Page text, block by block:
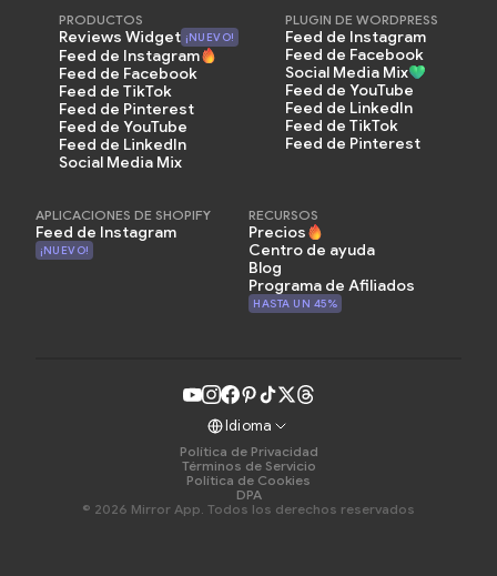
PRODUCTOS
Reviews Widget ¡NUEVO!
Feed de Instagram
Feed de Facebook
Feed de TikTok
Feed de Pinterest
Feed de YouTube
Feed de LinkedIn
Social Media Mix
PLUGIN DE WORDPRESS
Feed de Instagram
Feed de Facebook
Social Media Mix
Feed de YouTube
Feed de LinkedIn
Feed de TikTok
Feed de Pinterest
APLICACIONES DE SHOPIFY
Feed de Instagram
¡NUEVO!
RECURSOS
Precios
Centro de ayuda
Blog
Programa de Afiliados
HASTA UN 45%
Idioma
Política de Privacidad
Términos de Servicio
Política de Cookies
DPA
© 2026 Mirror App. Todos los derechos reservados